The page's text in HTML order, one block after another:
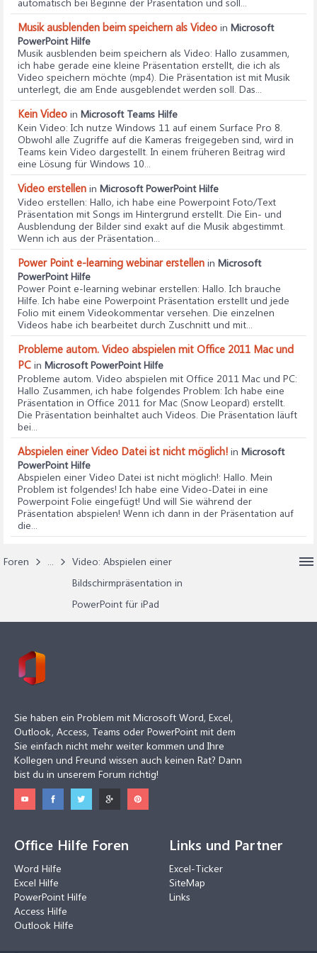
Musik ausblenden beim speichern als Video in Microsoft
PowerPoint Hilfe
Musik ausblenden beim speichern als Video: Hallo zusammen,
ich habe gerade eine kleine Präsentation erstellt, die ich als
Video speichern möchte (mp4). Die Präsentation ist mit Musik
unterlegt, die am Ende ausgeblendet werden soll. Das...
Kein Video in Microsoft Teams Hilfe
Kein Video: Ich nutze Windows 11 auf einem Surface Pro 8.
Obwohl alle Zugriffe auf die Kameras freigegeben sind, wird in
Teams kein Video dargestellt. In einem früheren Beitrag wird
eine Lösung für Windows 10...
Video erstellen in Microsoft PowerPoint Hilfe
Video erstellen: Hallo, ich habe eine Powerpoint Foto/Text
Präsentation mit Songs im Hintergrund erstellt. Die Ein- und
Ausblendung der Bilder sind exakt auf die Musik abgestimmt.
Wenn ich aus der Präsentation...
Power Point e-learning webinar erstellen in Microsoft
PowerPoint Hilfe
Power Point e-learning webinar erstellen: Hallo. Ich brauche
Hilfe. Ich habe eine Powerpoint Präsentation erstellt und jede
Folio mit einem Videokommentar versehen. Die einzelnen
Videos habe ich bearbeitet durch Zuschnitt und mit...
Probleme autom. Video abspielen mit Office 2011 Mac und
PC in Microsoft PowerPoint Hilfe
Probleme autom. Video abspielen mit Office 2011 Mac und PC:
Hallo Zusammen, ich habe folgendes Problem: Ich habe eine
Präsentation in Office 2011 for Mac (Snow Leopard) erstellt.
Die Präsentation beinhaltet auch Videos. Die Präsentation läuft
bei...
Abspielen einer Video Datei ist nicht möglich! in Microsoft
PowerPoint Hilfe
Abspielen einer Video Datei ist nicht möglich!: Hallo. Mein
Problem ist folgendes! Ich habe eine Video-Datei in eine
Powerpoint Folie eingefügt! Und will Sie während der
Präsentation abspielen! Wenn ich dann in der Präsentation auf
die...
Foren ...
Video: Abspielen einer
Bildschirmpräsentation in
PowerPoint für iPad
Sie haben ein Problem mit Microsoft Word, Excel,
Outlook, Access, Teams oder PowerPoint mit dem
Sie einfach nicht mehr weiter kommen und Ihre
Kollegen und Freund wissen auch keinen Rat? Dann
bist du in unserem Forum richtig!
Office Hilfe Foren
Word Hilfe
Excel Hilfe
PowerPoint Hilfe
Access Hilfe
Outlook Hilfe
Links und Partner
Excel-Ticker
SiteMap
Links